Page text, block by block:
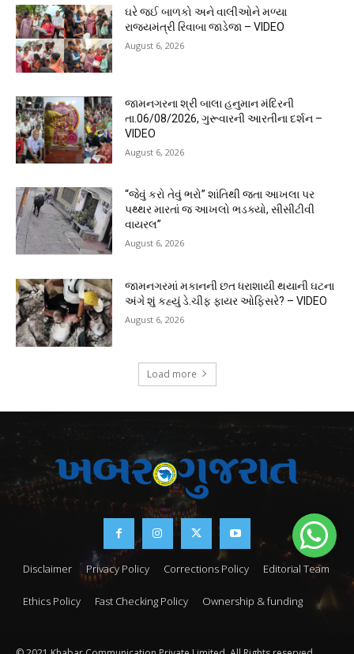
ઘરે જઈ બાળકો અને વાલીઓને મળ્યા
રાજ્યમંત્રી રિવાબા જાડેજા – VIDEO
August 6, 2026
જામનગરના શ્રી બાલા હનુમાન મંદિરની
તા.06/08/2026, ગુરૂવારની આરતીના દર્શન –
VIDEO
August 6, 2026
“જેવું કરો તેવું ભરો” શાંતિથી જતા આખલા પર
પથ્થર મારતાં જ આખલો ભડક્યો, સીસીટીવી
વાયરલ”
August 6, 2026
જામનગરમાં મકાનની છત ધરાશાયી થયાની ઘટના
અંગે શું કહ્યું ડે.ચીફ ફાયર ઓફિસરે? – VIDEO
August 6, 2026
Load more
Disclaimer Privacy Policy Corrections Policy Editorial Team
Ethics Policy Fast Checking Policy Ownership & funding